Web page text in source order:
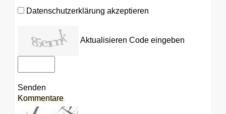
Datenschutzerklärung akzeptieren
Aktualisieren Code eingeben
Senden
Kommentare